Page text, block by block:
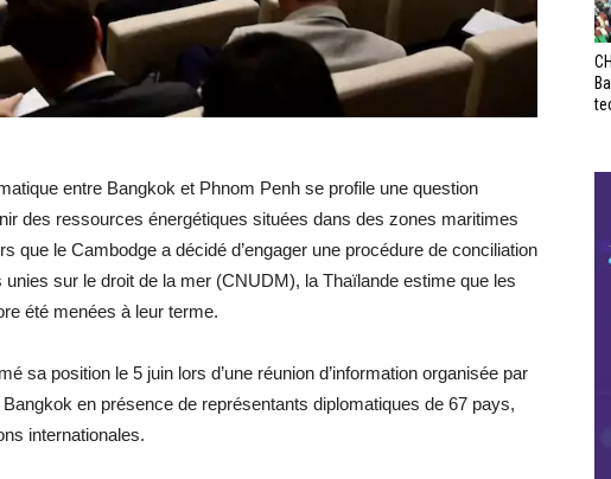
entre Bangkok et Phnom Penh se profile une question
des ressources énergétiques situées dans des zones maritimes
que le Cambodge a décidé d’engager une procédure de conciliation
sur le droit de la mer (CNUDM), la Thaïlande estime que les
été menées à leur terme.
sa position le 5 juin lors d’une réunion d’information organisée par
en présence de représentants diplomatiques de 67 pays,
internationales.